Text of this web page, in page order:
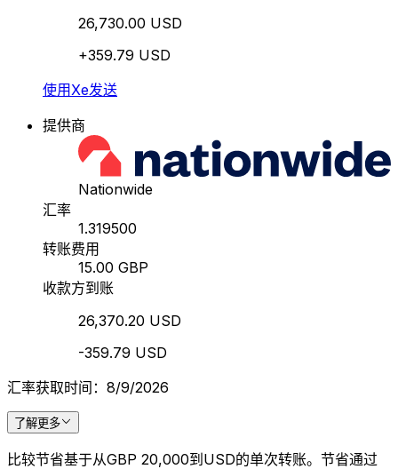
26,730.00 USD
+359.79 USD
使用Xe发送
提供商
Nationwide
汇率
1.319500
转账费用
15.00 GBP
收款方到账
26,370.20 USD
-359.79 USD
汇率获取时间：8/9/2026
了解更多
比较节省基于从GBP 20,000到USD的单次转账。节省通过